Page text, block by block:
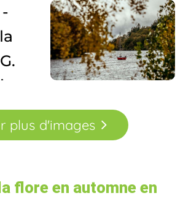
plus d'images
flore en automne en